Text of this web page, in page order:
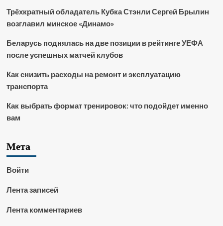
Трёхкратный обладатель Кубка Стэнли Сергей Брылин
возглавил минское «Динамо»
Беларусь поднялась на две позиции в рейтинге УЕФА
после успешных матчей клубов
Как снизить расходы на ремонт и эксплуатацию
транспорта
Как выбрать формат тренировок: что подойдет именно
вам
Мета
Войти
Лента записей
Лента комментариев